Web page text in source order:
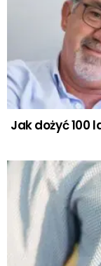
Jak dożyć 100